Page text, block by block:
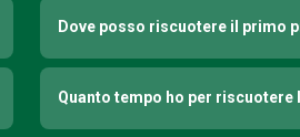
Dove posso riscuotere il primo
Quanto tempo ho per riscuotere